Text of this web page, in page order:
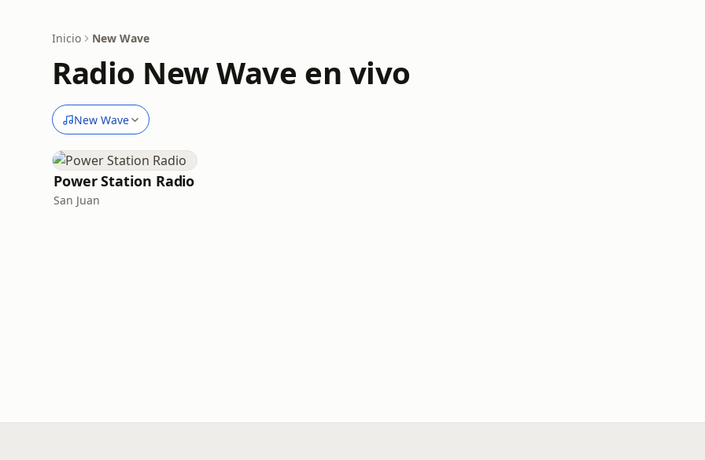
Inicio New Wave
Radio New Wave en vivo
New Wave
Power Station Radio
San Juan